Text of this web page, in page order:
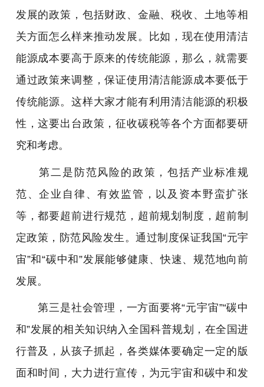
发展的政策，包括财政、金融、税收、土地等相
关方面怎么样来推动发展。比如，现在使用清洁
能源成本要高于原来的传统能源，那么，就需要
通过政策来调整，保证使用清洁能源成本要低于
传统能源。这样大家才能有利用清洁能源的积极
性，这要出台政策，征收碳税等各个方面都要研
究和考虑。
第二是防范风险的政策，包括产业标准规
范、企业自律、有效监管，以及资本野蛮扩张
等，都要超前进行规范，超前规划制度，超前制
定政策，防范风险发生。通过制度保证我国“元宇
宙”和“碳中和”发展能够健康、快速、规范地向前
发展。
第三是社会管理，一方面要将“元宇宙”“碳中
和”发展的相关知识纳入全国科普规划，在全国进
行普及，从孩子抓起，各类媒体要确定一定的版
面和时间，大力进行宣传，为元宇宙和碳中和发